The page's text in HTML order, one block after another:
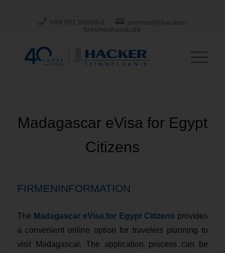
Madagascar eVisa for Egypt
Citizens
FIRMENINFORMATION
The Madagascar eVisa for Egypt Citizens provides
a convenient online option for travelers planning to
visit Madagascar. The application process can be